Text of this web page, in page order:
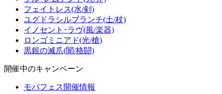
フェイトレス(水/剣)
ユグドラシルブランチ(土/杖)
イノセント･ラヴ(風/楽器)
ロンゴミニアド(光/槍)
黒銀の滅爪(闇/格闘)
開催中のキャンペーン
モバフェス開催情報